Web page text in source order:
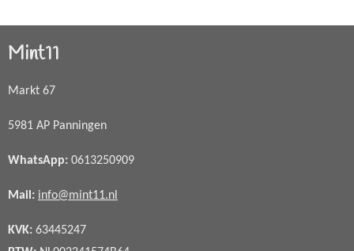
Mint11
Markt 67
5981 AP Panningen
WhatsApp: 0613250909
Mail: info@mint11.nl
KVK: 63445247